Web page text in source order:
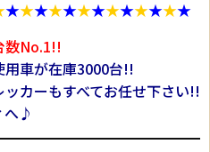
★★★★★★★★★★★★★
数No.1!!
車が在庫3000台!!
カーもすべてお任せ下さい!!
へ♪